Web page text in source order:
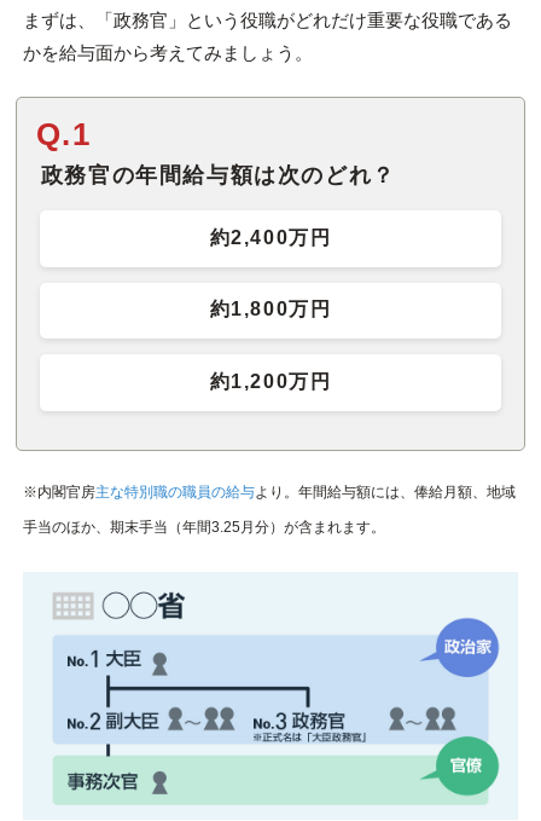
まずは、「政務官」という役職がどれだけ重要な役職である
かを給与面から考えてみましょう。
Q.1
政務官の年間給与額は次のどれ？
約2,400万円
約1,800万円
約1,200万円
※内閣官房主な特別職の職員の給与より。年間給与額には、俸給月額、地域
手当のほか、期末手当（年間3.25月分）が含まれます。